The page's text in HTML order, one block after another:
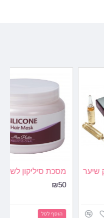
טוב
מסכת סיליקון לשיער
הוסף לסל